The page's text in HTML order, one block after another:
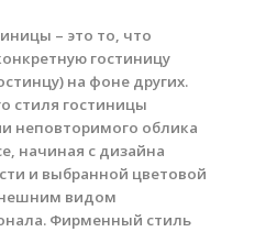
– это то, что
гостиницу
на фоне других.
стиля гостиницы
неповторимого облика
начиная с дизайна
и выбранной цветовой
видом
Фирменный стиль